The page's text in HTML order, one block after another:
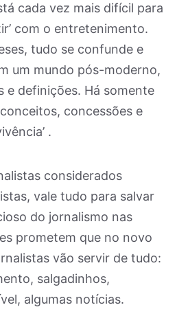
cada vez mais difícil para
com o entretenimento.
tudo se confunde e
um mundo pós-moderno,
e definições. Há somente
concessões e
.
considerados
vale tudo para salvar
do jornalismo nas
prometem que no novo
vão servir de tudo:
salgadinhos,
algumas notícias.